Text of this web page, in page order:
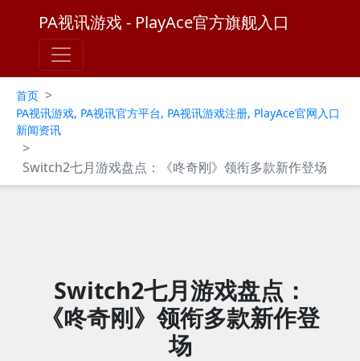
PA视讯游戏 - PlayAce官方旗舰入口
首页 >
PA视讯游戏, PA视讯官方平台, PA视讯游戏注册, PlayAce官网入口
新闻资讯
>
Switch2七月游戏盘点：《咚奇刚》领衔多款新作登场
Switch2七月游戏盘点：
《咚奇刚》领衔多款新作登
场